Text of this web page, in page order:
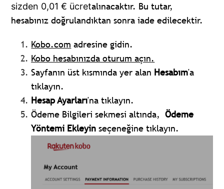
sizden 0,01 € ücretalınacaktır. Bu tutar,
hesabınız doğrulandıktan sonra iade edilecektir.
Kobo.com adresine gidin.
Kobo hesabınızda oturum açın.
Sayfanın üst kısmında yer alan Hesabım'a
tıklayın.
Hesap Ayarları'na tıklayın.
Ödeme Bilgileri sekmesi altında,Ödeme
Yöntemi Ekleyin seçeneğine tıklayın.